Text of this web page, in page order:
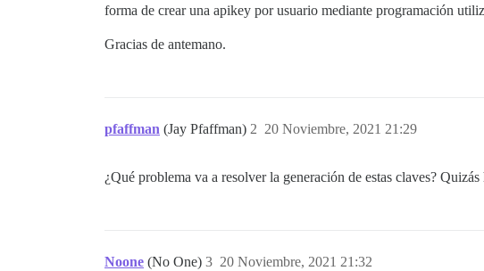
forma de crear una apikey por usuario mediante programación
Gracias de antemano.
pfaffman (Jay Pfaffman) 20 Noviembre, 2021 21:29
2
¿Qué problema va a resolver la generación de estas claves?
Noone (No One) 20 Noviembre, 2021 21:32
3